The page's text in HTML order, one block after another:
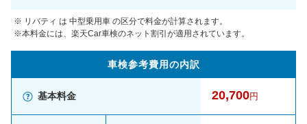
※ リバティ は 中型乗用車 の区分で料金が計算されます。
※本料金には、楽天Car車検のネット割引が適用されています。
車検参考費用の内訳
基本料金 20,700円